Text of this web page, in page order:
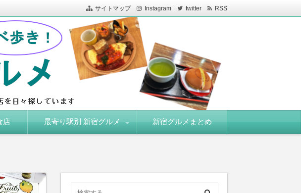
サイトマップ Instagram twitter RSS
ています。
店 最寄り駅別 新宿グルメ 新宿グルメまとめ